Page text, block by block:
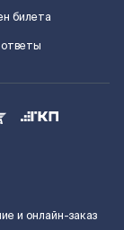
билета
и онлайн-заказ